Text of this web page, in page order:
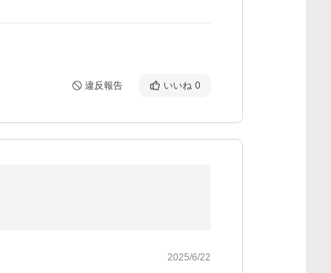
違反報告 いいね 0
2025/6/22